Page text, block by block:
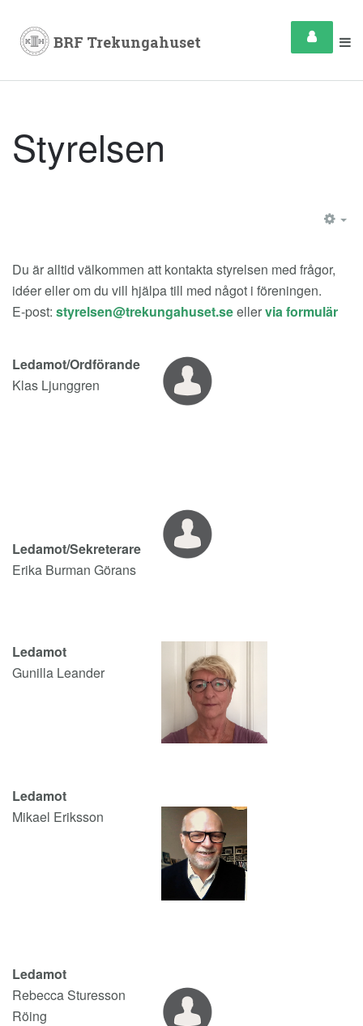
Styrelsen
Du är alltid välkommen att kontakta styrelsen med frågor,
idéer eller om du vill hjälpa till med något i föreningen.
E-post:
ellervia formulär
Ledamot/Ordförande
Klas Ljunggren
Ledamot/Sekreterare
Erika Burman Görans
Ledamot
Gunilla Leander
Ledamot
Mikael Eriksson
Ledamot
Rebecca Sturesson
Röing